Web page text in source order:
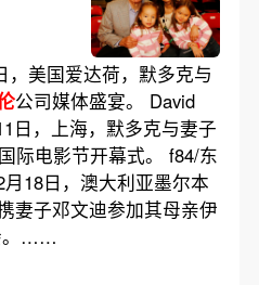
，美国爱达荷，默多克与
公司媒体盛宴。 David
日，上海，默多克与妻子
际电影节开幕式。 f84/东
18日，澳大利亚墨尔本
妻子邓文迪参加其母亲伊
。……